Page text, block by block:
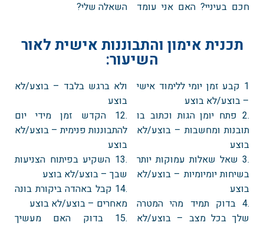
חכם בעיניי? האם אני עומד השאלה שלי?
תכנית אימון והתבוננות אישית לאור
השיעור:
1 קבע זמן יומי ללימוד אישי
– בוצע/לא בוצע
.2 פתח יומן הגות וכתוב בו
תובנות ומחשבות – בוצע/לא
בוצע
.3 שאל שאלות עמוקות יותר
בשיחות יומיומיות – בוצע/לא
בוצע
.4 בדוק תמיד מהי המטרה
שלך בכל מצב – בוצע/לא
ולא ברגש בלבד – בוצע/לא
בוצע
.12 הקדש זמן מידי יום
להתבוננות פנימית – בוצע/לא
בוצע
.13 השקיע בפיתוח הצניעות
שבך – בוצע/לא בוצע
.14 קבל באהדה ביקורת בונה
מאחרים – בוצע/לא בוצע
.15 בדוק האם מעשיך